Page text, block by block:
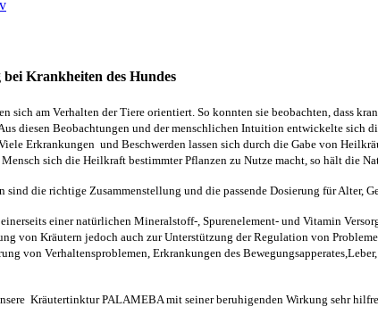
Krankheiten des Hundes
sich am Verhalten der Tiere orientiert. So konnten sie beobachten, dass
diesen Beobachtungen und der menschlichen Intuition entwickelte sich
Erkrankungen und Beschwerden lassen sich durch die Gabe von
Mensch sich die Heilkraft bestimmter Pflanzen zu Nutze macht, so hält die
sind die richtige Zusammenstellung und die passende Dosierung für Alter,
einer natürlichen Mineralstoff-, Spurenelement- und Vitamin
von Kräutern jedoch auch zur Unterstützung der Regulation von
von Verhaltensproblemen, Erkrankungen des
Kräutertinktur PALAMEBA mit seiner beruhigenden Wirkung sehr